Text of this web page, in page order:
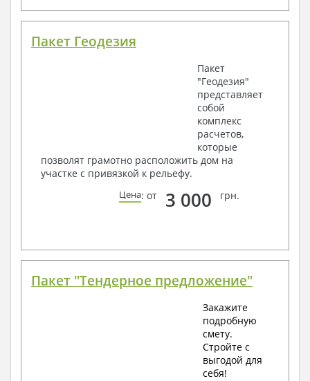
Пакет Геодезия
Пакет
"Геодезия"
представляет
собой
комплекс
расчетов,
которые
позволят грамотно расположить дом на
участке с привязкой к рельефу.
Цена: от 3 000 грн.
Пакет "Тендерное предложение"
Закажите
подробную
смету.
Стройте с
выгодой для
себя!